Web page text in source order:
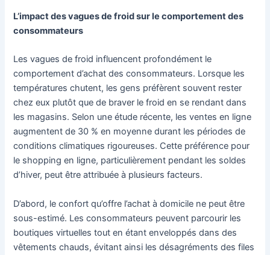
L’impact des vagues de froid sur le comportement des
consommateurs
Les vagues de froid influencent profondément le
comportement d’achat des consommateurs. Lorsque les
températures chutent, les gens préfèrent souvent rester
chez eux plutôt que de braver le froid en se rendant dans
les magasins. Selon une étude récente, les ventes en ligne
augmentent de 30 % en moyenne durant les périodes de
conditions climatiques rigoureuses. Cette préférence pour
le shopping en ligne, particulièrement pendant les soldes
d’hiver, peut être attribuée à plusieurs facteurs.
D’abord, le confort qu’offre l’achat à domicile ne peut être
sous-estimé. Les consommateurs peuvent parcourir les
boutiques virtuelles tout en étant enveloppés dans des
vêtements chauds, évitant ainsi les désagréments des files